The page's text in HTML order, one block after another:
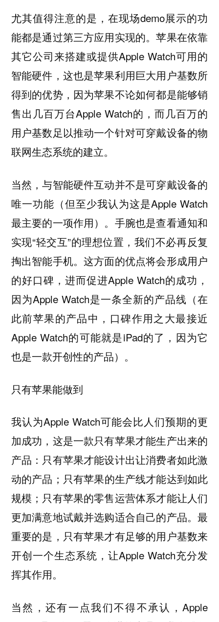
尤其值得注意的是，在现场demo展示的功
能都是通过第三方应用实现的。苹果在依靠
其它公司来搭建或提供Apple Watch可用的
智能硬件，这也是苹果利用巨大用户基数所
得到的优势，因为苹果不论如何都是能够销
售出几百万台Apple Watch的，而几百万的
用户基数足以推动一个针对可穿戴设备的物
联网生态系统的建立。
当然，与智能硬件互动并不是可穿戴设备的
唯一功能（但至少我认为这是Apple Watch
最主要的一项作用）。手腕也是查看通知和
实现“轻交互”的理想位置，我们不必再反复
掏出智能手机。这方面的优点将会形成用户
的好口碑，进而促进Apple Watch的成功，
因为Apple Watch是一条全新的产品线（在
此前苹果的产品中，口碑作用之大最接近
Apple Watch的可能就是iPad的了，因为它
也是一款开创性的产品）。
只有苹果能做到
我认为Apple Watch可能会比人们预期的更
加成功，这是一款只有苹果才能生产出来的
产品：只有苹果才能设计出让消费者如此激
动的产品；只有苹果的生产线才能达到如此
规模；只有苹果的零售运营体系才能让人们
更加满意地试戴并选购适合自己的产品。最
重要的是，只有苹果才有足够的用户基数来
开创一个生态系统，让Apple Watch充分发
挥其作用。
当然，还有一点我们不得不承认，Apple